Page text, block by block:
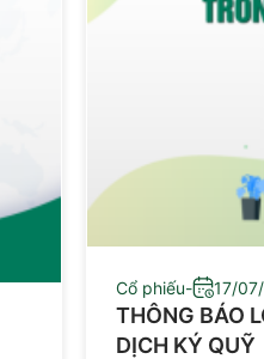
Cổ phiếu- 17/
THÔNG BÁO
DỊCH KÝ QUỸ